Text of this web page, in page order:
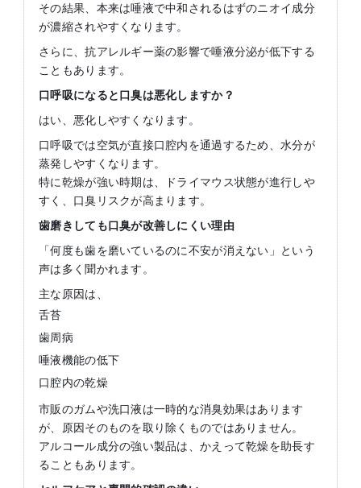
その結果、本来は唾液で中和されるはずのニオイ成分
が濃縮されやすくなります。
さらに、抗アレルギー薬の影響で唾液分泌が低下する
こともあります。
口呼吸になると口臭は悪化しますか？
はい、悪化しやすくなります。
口呼吸では空気が直接口腔内を通過するため、水分が
蒸発しやすくなります。
特に乾燥が強い時期は、ドライマウス状態が進行しや
すく、口臭リスクが高まります。
歯磨きしても口臭が改善しにくい理由
「何度も歯を磨いているのに不安が消えない」という
声は多く聞かれます。
主な原因は、
舌苔
歯周病
唾液機能の低下
口腔内の乾燥
市販のガムや洗口液は一時的な消臭効果はあります
が、原因そのものを取り除くものではありません。
アルコール成分の強い製品は、かえって乾燥を助長す
ることもあります。